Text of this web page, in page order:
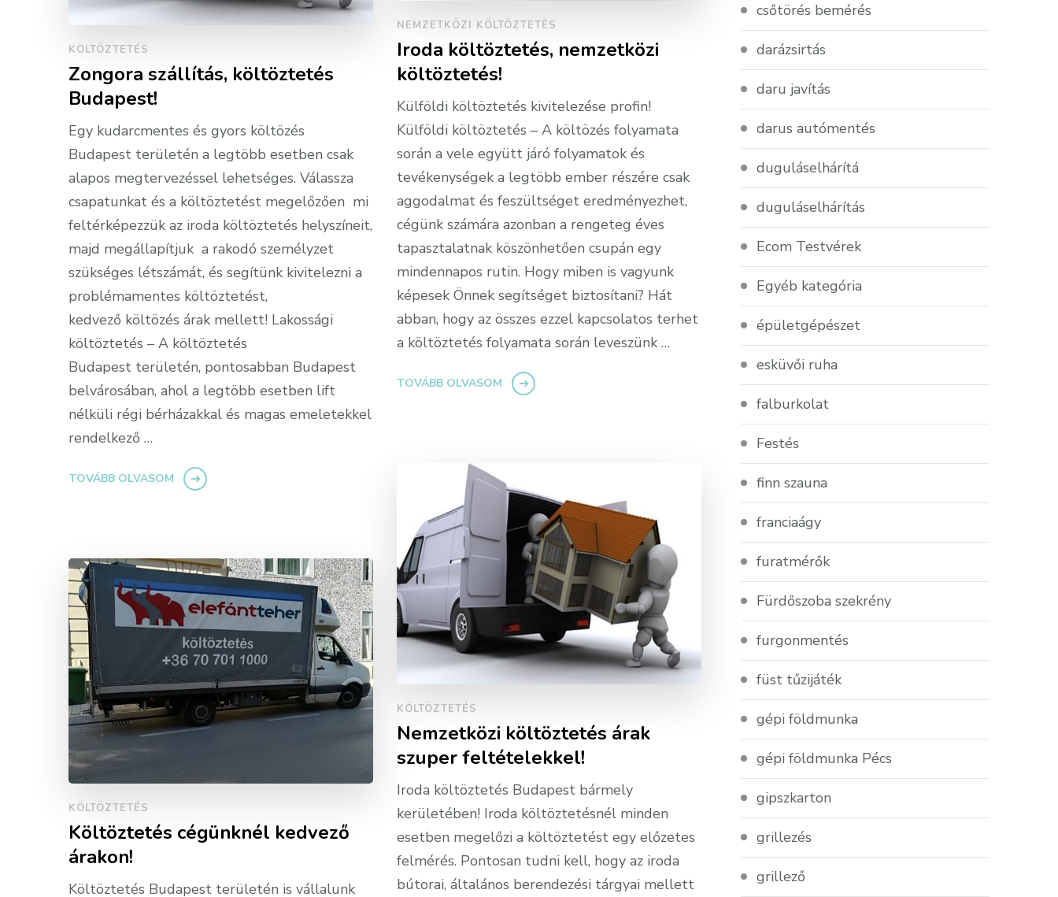
NEMZETKÖZI KÖLTÖZTETÉS
Iroda költöztetés, nemzetközi
költöztetés!
Külföldi költöztetés kivitelezése profin!
Külföldi költöztetés – A költözés folyamata
során a vele együtt járó folyamatok és
tevékenységek a legtöbb ember részére csak
aggodalmat és feszültséget eredményezhet,
cégünk számára azonban a rengeteg éves
tapasztalatnak köszönhetően csupán egy
mindennapos rutin. Hogy miben is vagyunk
képesek Önnek segítséget biztosítani? Hát
abban, hogy az összes ezzel kapcsolatos terhet
a költöztetés folyamata során leveszünk …
TOVÁBB OLVASOM
KÖLTÖZTETÉS
Zongora szállítás, költöztetés
Budapest!
Egy kudarcmentes és gyors költözés
Budapest területén a legtöbb esetben csak
alapos megtervezéssel lehetséges. Válassza
csapatunkat és a költöztetést megelőzően mi
feltérképezzük az iroda költöztetés helyszíneit,
majd megállapítjuk a rakodó személyzet
szükséges létszámát, és segítünk kivitelezni a
problémamentes költöztetést,
kedvező költözés árak mellett! Lakossági
költöztetés – A költöztetés
Budapest területén, pontosabban Budapest
belvárosában, ahol a legtöbb esetben lift
nélküli régi bérházakkal és magas emeletekkel
rendelkező …
TOVÁBB OLVASOM
KÖLTÖZTETÉS
Nemzetközi költöztetés árak
szuper feltételekkel!
Iroda költöztetés Budapest bármely
kerületében! Iroda költöztetésnél minden
esetben megelőzi a költöztetést egy előzetes
felmérés. Pontosan tudni kell, hogy az iroda
bútorai, általános berendezési tárgyai mellett
KÖLTÖZTETÉS
Költöztetés cégünknél kedvező
árakon!
Költöztetés Budapest területén is vállalunk
csőtörés bemérés
darázsirtás
daru javítás
darus autómentés
duguláselhárítá
duguláselhárítás
Ecom Testvérek
Egyéb kategória
épületgépészet
esküvői ruha
falburkolat
Festés
finn szauna
franciaágy
furatmérők
Fürdőszoba szekrény
furgonmentés
füst tűzijáték
gépi földmunka
gépi földmunka Pécs
gipszkarton
grillezés
grillező